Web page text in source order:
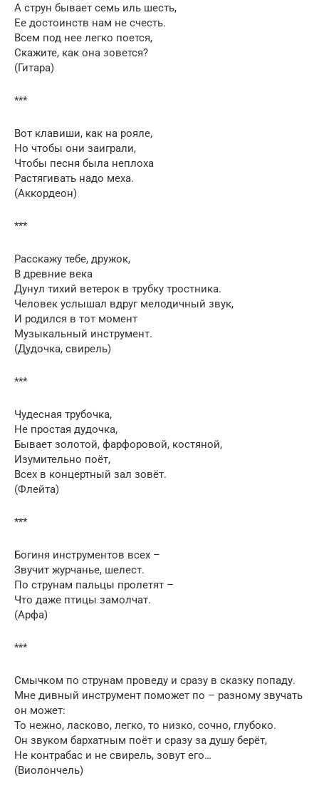
А струн бывает семь иль шесть,
Ее достоинств нам не счесть.
Всем под нее легко поется,
Скажите, как она зовется?
(Гитара)
***
Вот клавиши, как на рояле,
Но чтобы они заиграли,
Чтобы песня была неплоха
Растягивать надо меха.
(Аккордеон)
***
Расскажу тебе, дружок,
В древние века
Дунул тихий ветерок в трубку тростника.
Человек услышал вдруг мелодичный звук,
И родился в тот момент
Музыкальный инструмент.
(Дудочка, свирель)
***
Чудесная трубочка,
Не простая дудочка,
Бывает золотой, фарфоровой, костяной,
Изумительно поёт,
Всех в концертный зал зовёт.
(Флейта)
***
Богиня инструментов всех –
Звучит журчанье, шелест.
По струнам пальцы пролетят –
Что даже птицы замолчат.
(Арфа)
***
Смычком по струнам проведу и сразу в сказку попаду.
Мне дивный инструмент поможет по – разному звучать
он может:
То нежно, ласково, легко, то низко, сочно, глубоко.
Он звуком бархатным поёт и сразу за душу берёт,
Не контрабас и не свирель, зовут его…
(Виолончель)